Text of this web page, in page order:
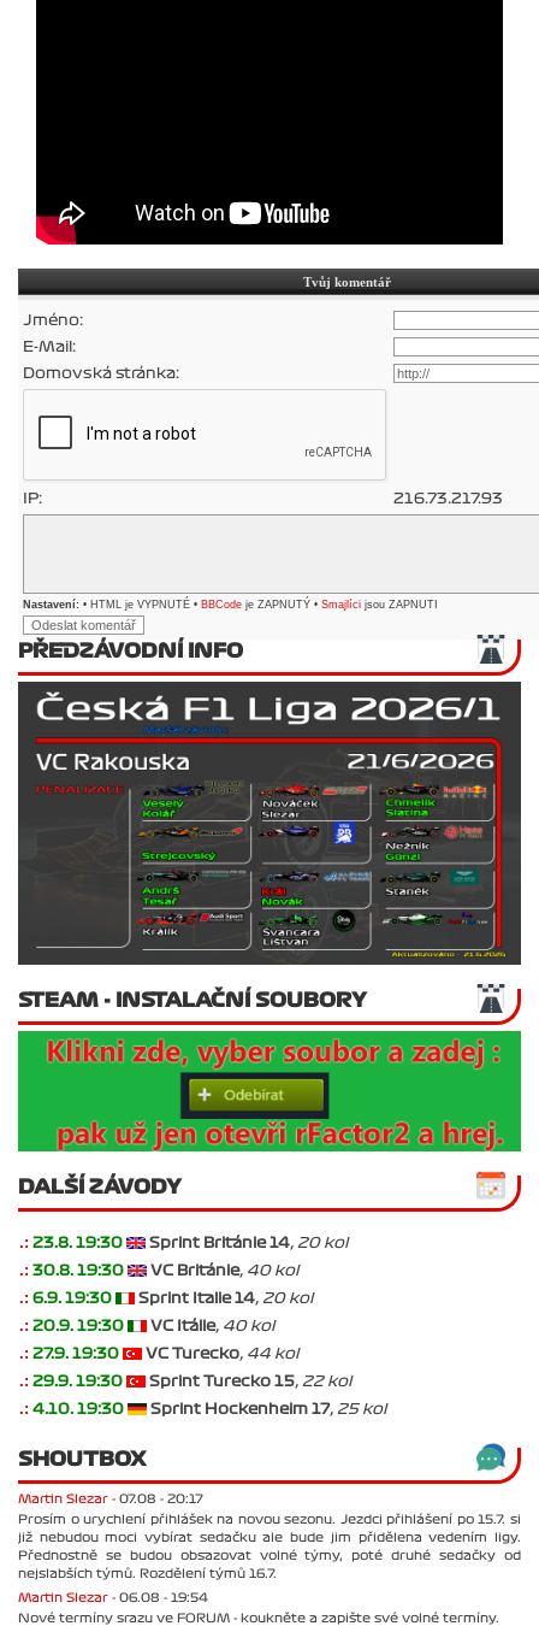
Tvůj komentář
Jméno:
E-Mail:
Domovská stránka:
IP: 216.73.217.93
Nastavení: • HTML je VYPNUTÉ • BBCode je ZAPNUTÝ • Smajlíci jsou ZAPNUTI
PŘEDZÁVODNÍ INFO
STEAM - INSTALAČNÍ SOUBORY
DALŠÍ ZÁVODY
.: 23.8. 19:30 Sprint Británie 14, 20 kol
.: 30.8. 19:30 VC Británie, 40 kol
.: 6.9. 19:30 Sprint Italie 14, 20 kol
.: 20.9. 19:30 VC Itálie, 40 kol
.: 27.9. 19:30 VC Turecko, 44 kol
.: 29.9. 19:30 Sprint Turecko 15, 22 kol
.: 4.10. 19:30 Sprint Hockenheim 17, 25 kol
SHOUTBOX
Martin Slezar - 07.08 - 20:17
Prosím o urychlení přihlášek na novou sezonu. Jezdci přihlášení po 15.7. si
již nebudou moci vybírat sedačku ale bude jim přidělena vedením ligy.
Přednostně se budou obsazovat volné týmy, poté druhé sedačky od
nejslabších týmů. Rozdělení týmů 16.7.
Martin Slezar - 06.08 - 19:54
Nové termíny srazu ve FORUM - koukněte a zapište své volné termíny.